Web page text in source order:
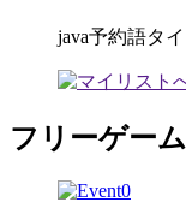
java予約語タ
フリーゲー